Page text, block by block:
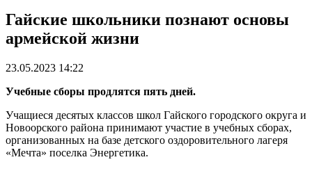
Гайские школьники познают основы
армейской жизни
23.05.2023 14:22
Учебные сборы продлятся пять дней.
Учащиеся десятых классов школ Гайского городского округа и
Новоорского района принимают участие в учебных сборах,
организованных на базе детского оздоровительного лагеря
«Мечта» поселка Энергетика.